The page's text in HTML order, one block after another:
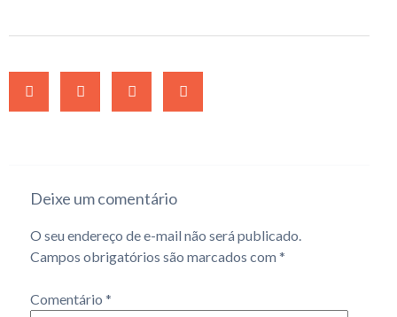
Deixe um comentário
O seu endereço de e-mail não será publicado.
Campos obrigatórios são marcados com *
Comentário *